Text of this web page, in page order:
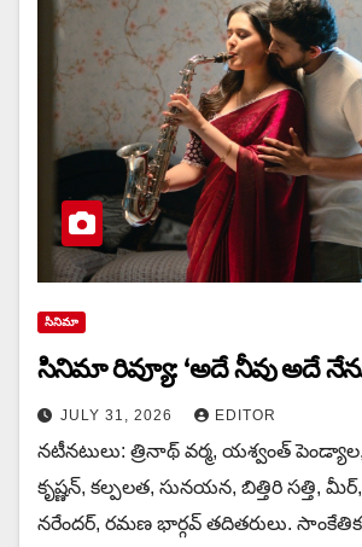
సినిమా
సినిమా రివ్యూ: ‘అదే నీవు అదే
JULY 31, 2026 EDITOR
నటీనటులు: త్రినాథ్ వర్మ, యశ్వంత్
కృష్ణన్, కల్పలత, సునయన, బిత్తిరి సత్తి,
నరేందర్, రమణ భార్గవ్ తదితరులు. సాంకేతిక